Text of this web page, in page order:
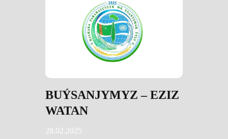
BUÝSANJYMYZ – EZIZ
WATAN
28.02.2025